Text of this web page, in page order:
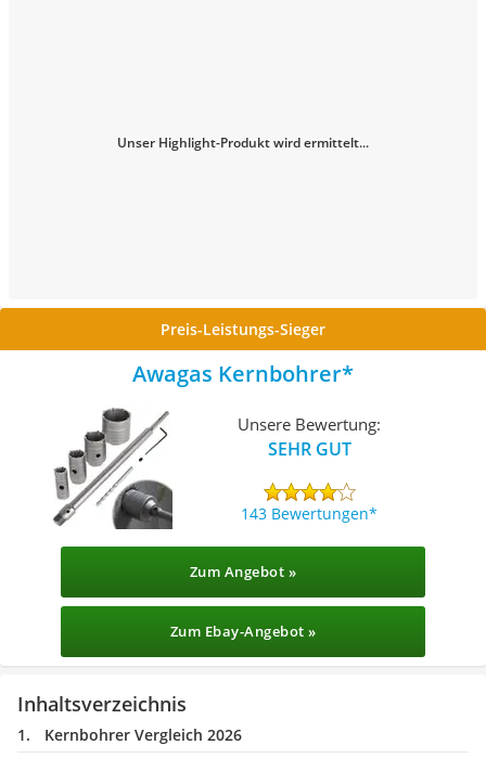
Unser Highlight-Produkt wird ermittelt...
Preis-Leistungs-Sieger
Awagas Kernbohrer
Unsere Bewertung:
SEHR GUT
143 Bewertungen
Zum Angebot »
Zum Ebay-Angebot »
Inhaltsverzeichnis
Kernbohrer Vergleich 2026